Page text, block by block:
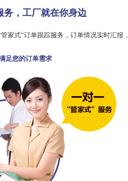
务，工厂就在你身边
家式”订单跟踪服务，订单情况实时汇报，
足您的订单需求